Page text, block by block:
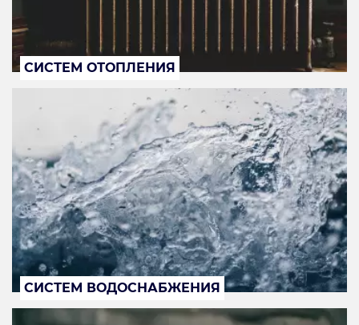
СИСТЕМ ОТОПЛЕНИЯ
СИСТЕМ ВОДОСНАБЖЕНИЯ